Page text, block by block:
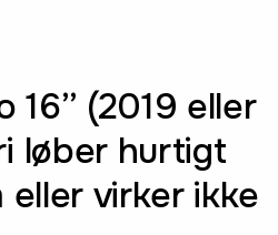
16” (2019 eller
løber hurtigt
virker ikke